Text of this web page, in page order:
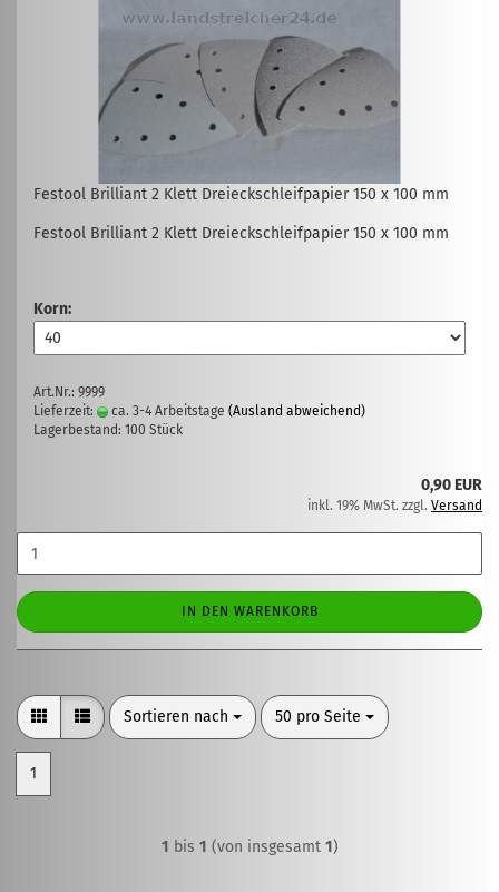
Festool Brilliant 2 Klett Dreieckschleifpapier 150 x 100 mm
Festool Brilliant 2 Klett Dreieckschleifpapier 150 x 100 mm
Korn:
Art.Nr.: 9999
Lieferzeit:
ca. 3-4 Arbeitstage (Ausland abweichend)
Lagerbestand: 100 Stück
0,90 EUR
inkl. 19% MwSt. zzgl. Versand
IN DEN WARENKORB
Sortieren nach
Sortieren nach 50 pro Seite
pro Seite
1
1 bis 1 (von insgesamt 1)